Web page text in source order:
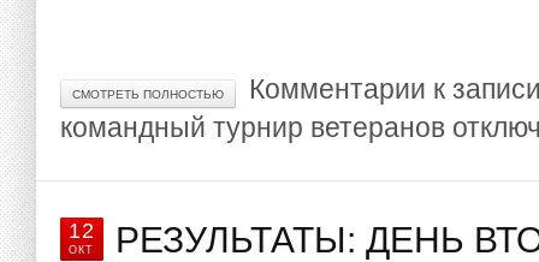
СМОТРЕТЬ ПОЛНОСТЬЮ Комментарии к
командный турнир ветеранов
12
ОКТ
РЕЗУЛЬТАТЫ: ДЕНЬ